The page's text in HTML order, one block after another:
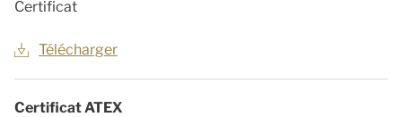
Certificat
Télécharger
Certificat ATEX